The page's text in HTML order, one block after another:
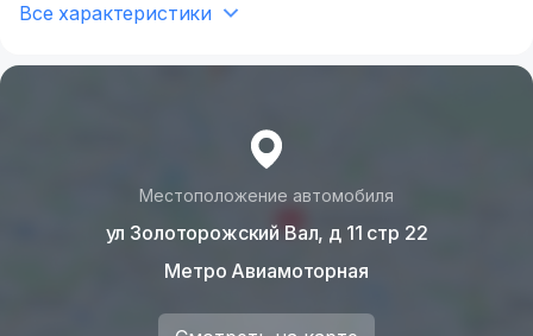
Все характеристики
Местоположение автомобиля
ул Золоторожский Вал, д 11 стр 22
Метро Авиамоторная